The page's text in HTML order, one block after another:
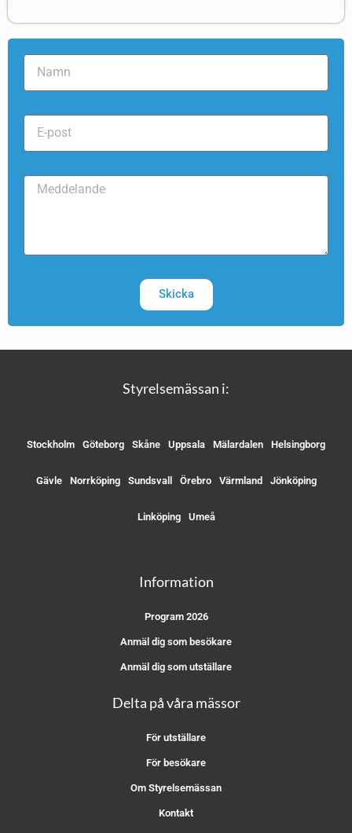
Skicka
Styrelsemässan i:
Stockholm Göteborg Skåne Uppsala Mälardalen Helsingborg
Gävle Norrköping Sundsvall Örebro Värmland Jönköping
Linköping Umeå
Information
Program 2026
Anmäl dig som besökare
Anmäl dig som utställare
Delta på våra mässor
För utställare
För besökare
Om Styrelsemässan
Kontakt